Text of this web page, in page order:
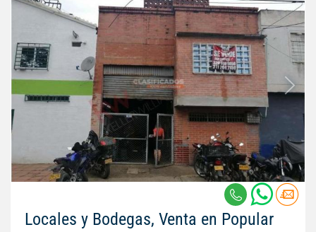
Locales y Bodegas, Venta en Popular